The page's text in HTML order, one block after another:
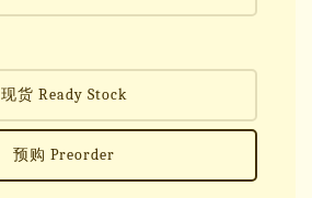
现货 Ready Stock
预购 Preorder